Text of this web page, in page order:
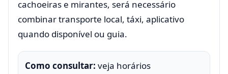
cachoeiras e mirantes, será necessário
combinar transporte local, táxi, aplicativo
quando disponível ou guia.
Como consultar: veja horários